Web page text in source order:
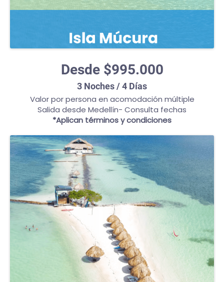
Desde $995.000
3 Noches / 4 Días
Valor por persona en acomodación múltiple
Salida desde Medellín- Consulta fechas
*Aplican términos y condiciones